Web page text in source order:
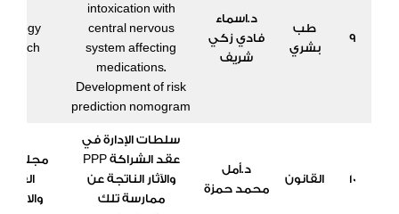
9
طب
بشري
د.اسماء
فادي زكي
شريف
intoxication with
central nervous
system affecting
medications.
Development of risk
prediction nomogram
10 القانون
د.أمل
محمد حمزة
سلطات الإدارة في
عقد الشراكة PPP
والآثار الناتجة عن
ممارسة تلك
مجلة